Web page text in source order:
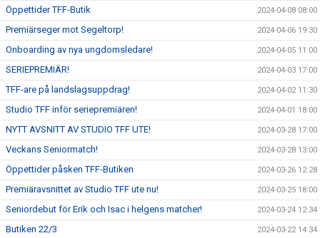
Öppettider TFF-Butik 2024-04-08 08:00
Premiärseger mot Segeltorp! 2024-04-06 19:30
Onboarding av nya ungdomsledare! 2024-04-05 11:00
SERIEPREMIÄR! 2024-04-03 17:00
TFF-are på landslagsuppdrag! 2024-04-02 11:30
Studio TFF inför seriepremiären! 2024-04-01 18:00
NYTT AVSNITT AV STUDIO TFF UTE! 2024-03-28 17:00
Veckans Seniormatch! 2024-03-28 13:00
Öppettider påsken TFF-Butiken 2024-03-26 12:28
Premiäravsnittet av Studio TFF ute nu! 2024-03-25 18:00
Seniordebut för Erik och Isac i helgens matcher! 2024-03-24 12:34
Butiken 22/3 2024-03-22 14:34